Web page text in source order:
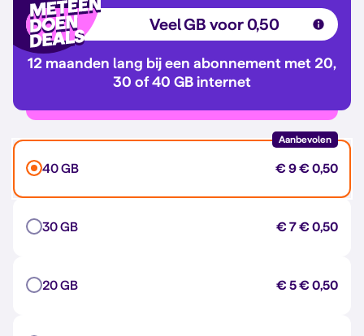
Veel GB voor 0,50
12 maanden lang bij een abonnement met 20,
30 of 40 GB internet
Aanbevolen
40 GB € 9€ 0,50
30 GB € 7€ 0,50
20 GB € 5€ 0,50